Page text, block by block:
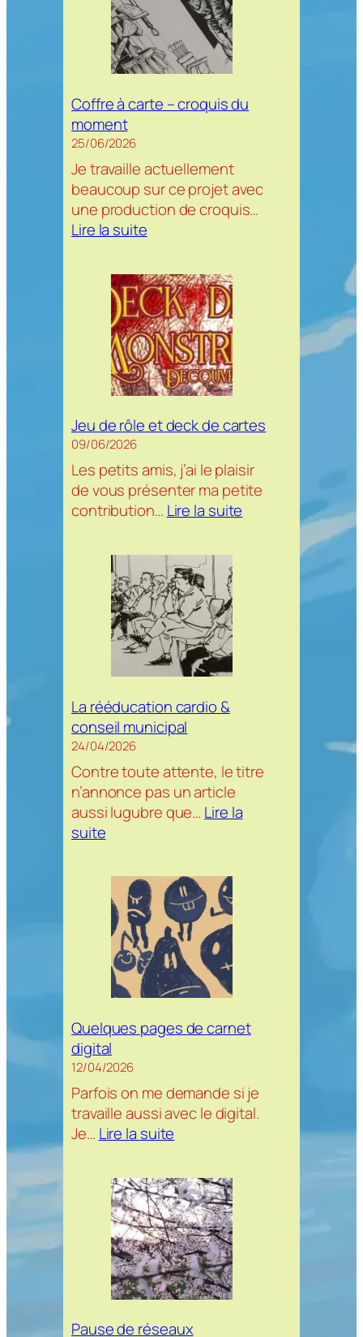
Coffre à carte – croquis du
moment
25/06/2026
Je travaille actuellement
beaucoup sur ce projet avec
une production de croquis…
Lire la suite:
à
carte
–
croquis
du
moment
Jeu de rôle et deck de cartes
09/06/2026
Les petits amis, j’ai le plaisir
de vous présenter ma petite
contribution… Lire la suite
La rééducation cardio &
conseil municipal
24/04/2026
Contre toute attente, le titre
n’annonce pas un article
aussi lugubre que… Lire la
suite:
rééducation
cardio
&
conseil
municipal
Quelques pages de carnet
digital
12/04/2026
Parfois on me demande si je
travaille aussi avec le digital.
Je… Lire la suite
pages
de
carnet
digital
Pause de réseaux